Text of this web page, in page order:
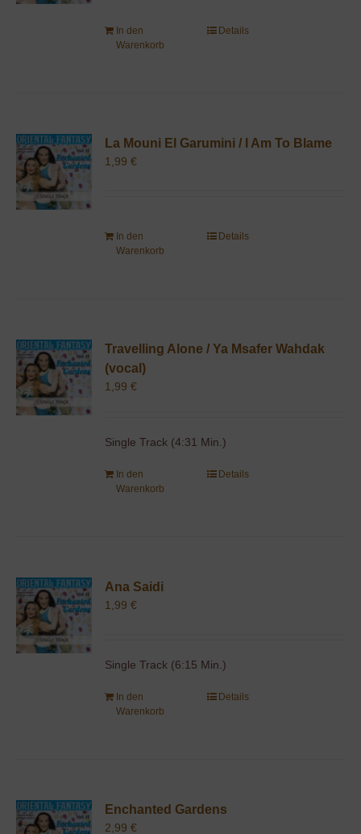
In den
Warenkorb
Details
La Mouni El Garumini / I Am To Blame
1,99€
In den
Warenkorb
Details
Travelling Alone / Ya Msafer Wahdak
(vocal)
1,99€
Single Track (4:31 Min.)
In den
Warenkorb
Details
Ana Saidi
1,99€
Single Track (6:15 Min.)
In den
Warenkorb
Details
Enchanted Gardens
2,99€